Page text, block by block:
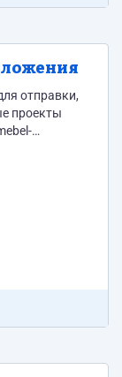
отправки,
проекты